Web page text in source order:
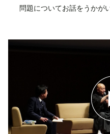
問題についてお話をうかが